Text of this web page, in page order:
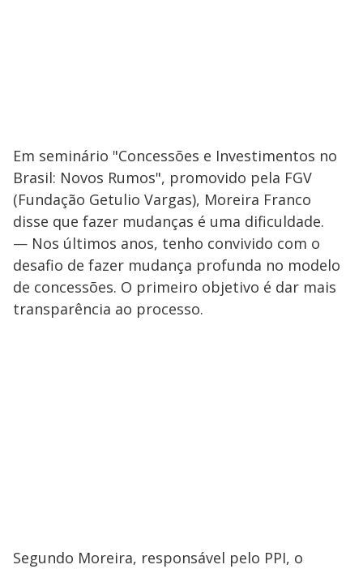
Em seminário "Concessões e Investimentos no
Brasil: Novos Rumos", promovido pela FGV
(Fundação Getulio Vargas), Moreira Franco
disse que fazer mudanças é uma dificuldade.
— Nos últimos anos, tenho convivido com o
desafio de fazer mudança profunda no modelo
de concessões. O primeiro objetivo é dar mais
transparência ao processo.
Segundo Moreira, responsável pelo PPI, o